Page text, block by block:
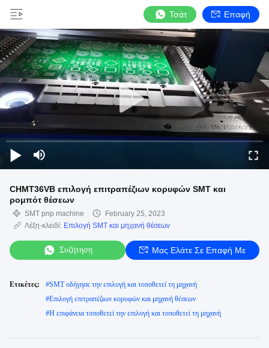
Τσάτ Επαφή
CHMT36VB επιλογή επιτραπέζιων κορυφών SMT και
ρομπότ θέσεων
SMT pnp machine
February 25, 2023
Λέξη-κλειδί: Επιλογή SMT και μηχανή θέσεων
Συζήτηση Μας Ελάτε Σε Επαφή Με
Ετικέτες: #SMT οδήγησε την επιλογή και τοποθετεί τη μηχανή
#Επιλογή επιτραπέζιων κορυφών και μηχανή θέσεων
#Η επιφάνεια τοποθετεί την επιλογή και τοποθετεί τη μηχανή